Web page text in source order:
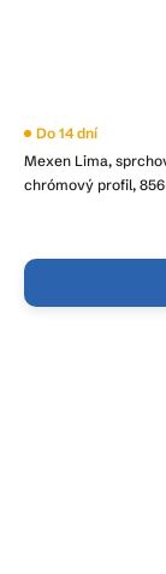
Mexen Lima,
chrómový profil,
Priemerné
produktu
je
Do 14 dní